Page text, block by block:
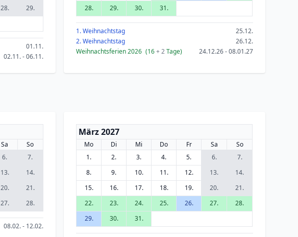
28.
29.
01.11.
02.11. - 06.11.
28.
29. 30. 31.
1. Weihnachtstag
25.12.
2. Weihnachtstag
26.12.
Weihnachtsferien 2026 (16+ 2Tage) 24.12.26 - 08.01.27
Sa
So
6.
7.
13.
14.
20.
21.
27. 28.
08.02. - 12.02.
März 2027
Mo Di Mi Do Fr Sa
So
1.
2. 3. 4. 5. 6.
7.
8.
9. 10. 11. 12. 13.
14.
15.
16. 17. 18. 19. 20.
21.
22.
23. 24. 25. 26. 27.
28.
29.
30. 31.